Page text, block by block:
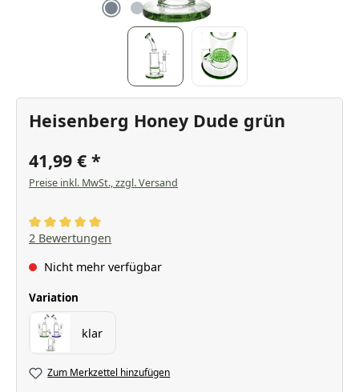
Heisenberg Honey Dude grün
41,99 €
Preise inkl. MwSt., zzgl. Versand
Durchschnittliche Bewertung von 5 von 5 Sternen
2 Bewertungen
Nicht mehr verfügbar
Variation
klar
Zum Merkzettel hinzufügen